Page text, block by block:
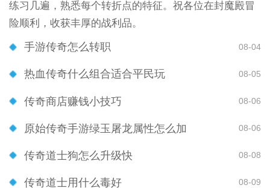
练习几遍，熟悉每个转折点的特征。祝各位在封魔殿冒
险顺利，收获丰厚的战利品。
手游传奇怎么转职 08-04
热血传奇什么组合适合平民玩 08-05
传奇商店赚钱小技巧 08-06
原始传奇手游绿玉屠龙属性怎么加 08-06
传奇道士狗怎么升级快 08-08
传奇道士用什么毒好 08-09